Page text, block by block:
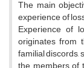
The main
experience of
Experience of
originates from
familial discords,